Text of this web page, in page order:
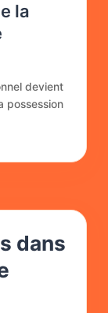
la
devient
possession
dans